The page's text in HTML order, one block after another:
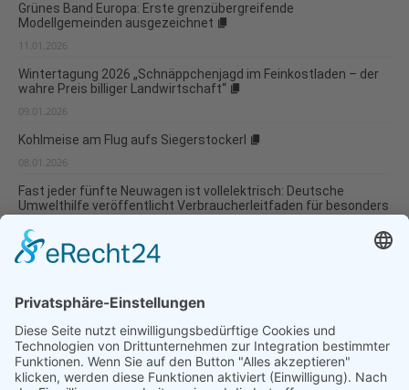
Grünes Band Europa: Erste grenzübergreifende
Modellgemeinden ausgezeichnet
11.01.2026
Wintertagung 2026 „Schnäppchenjagd im Feinkostladen – der
wahre Preis billiger Landwirtschaft“
09.01.2026
Kohlmeise am Flug aufs Siegerstockerl
08.01.2026
Fast jeder fünfte Neuwagen ist vollelektrisch: Deutsche
Umwelthilfe veröffentlicht Verbraucherleitfaden für besonders
07.01.2026